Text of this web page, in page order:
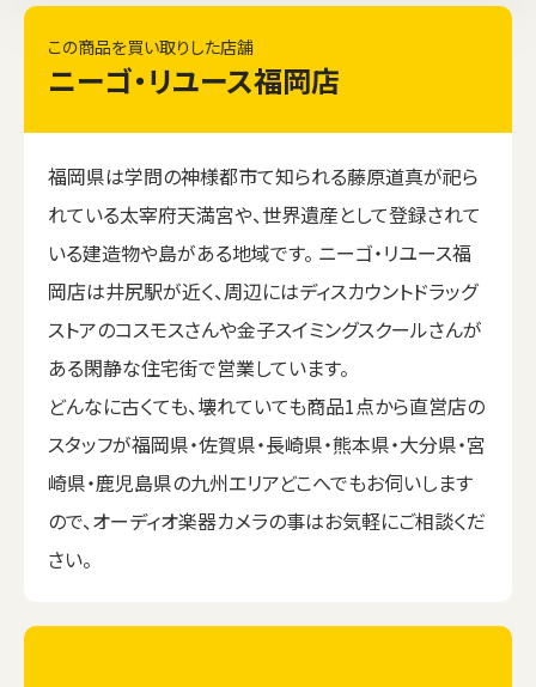
この商品を買い取りした店舗
ニーゴ・リユース福岡店
福岡県は学問の神様都市て知られる藤原道真が祀ら
れている太宰府天満宮や、世界遺産として登録されて
いる建造物や島がある地域です。 ニーゴ・リユース福
岡店は井尻駅が近く、周辺にはディスカウントドラッグ
ストアのコスモスさんや金子スイミングスクールさんが
ある閑静な住宅街で営業しています。
どんなに古くても、壊れていても商品1点から直営店の
スタッフが福岡県・佐賀県・長崎県・熊本県・大分県・宮
崎県・鹿児島県の九州エリアどこへでもお伺いします
ので、オーディオ楽器カメラの事はお気軽にご相談くだ
さい。